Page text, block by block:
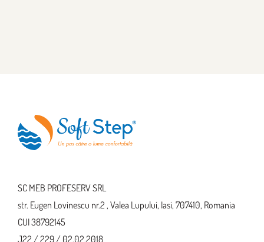
SC MEB PROFESERV SRL
str. Eugen Lovinescu nr.2 , Valea Lupului, Iasi, 707410, Romania
CUI 38792145
J22 / 229 / 02.02.2018